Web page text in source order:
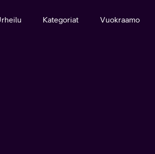
Kategoriat Vuokraamo